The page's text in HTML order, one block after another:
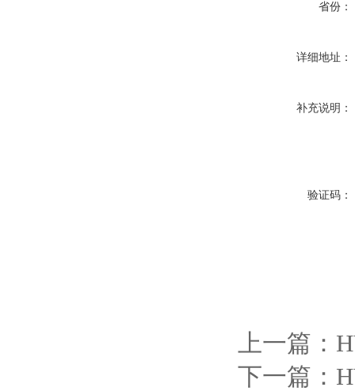
省份：
详细地址：
补充说明：
验证码：
上一篇：
下一篇：